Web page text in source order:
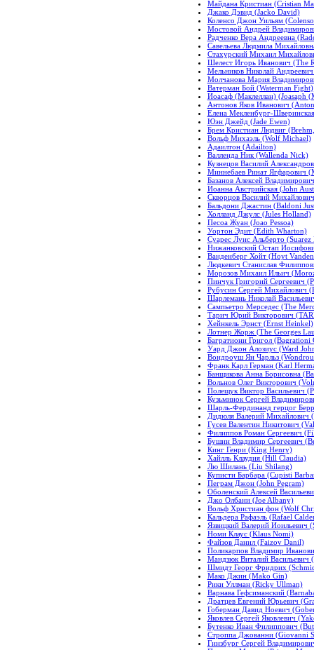
Майдана Кристиан (Cristian
Джако Дэвид (Jacko David)
Коленсо Джон Уильям
Мостовой Андрей
Радченко Вера Андреевна
Савельева Людмила
Стахурский Михаил
Шелест Игорь Иванович (The
Мельников Николай
Молчанова Мария
Ватерман Бой (Waterman Fight)
Иоасаф (Маклеллан) (Joasaph
Антонов Яков Иванович
Елена Мекленбург-
Юэн Джейд (Jade Ewen)
Брем Кристиан Людвиг
Вольф Михаэль (Wolf Michael)
Адаилтон (Adailton)
Валленда Ник (Wallenda Nick)
Кузнецов Василий
Миннебаев Ринат Ягфарович
Базанов Алексей
Иоанна Австрийская (John
Скворцов Василий
Бальдони Джастин (Baldoni
Холланд Джулс (Jules Holland)
Песоа Жуан (Joao Pessoa)
Уортон Эдит (Edith Wharton)
Суарес Луис Альберто
Нижанковский Остап
Ванденберг Хойт (Hoyt
Людкевич Станислав
Морозов Михаил Ильич
Пинчук Григорий Сергеевич
Рубусин Сергей Михайлович
Шарлемань Николай
Сампьетро Мерседес (The
Тарич Юрий Викторович
Хейнкель Эрнст (Ernst Heinkel)
Лотнер Жорж (The Georges
Багратиони Григол (Bagrationi
Уард Джон Алозиус (Ward
Вондроуш Ян Чарльз
Франк Карл Герман (Karl
Банщикова Анна Борисовна
Вольнов Олег Викторович
Полещук Виктор Васильевич
Кузьминок Сергей
Шарль-Фердинанд герцог
Дидюля Валерий Михайлович
Гусев Валентин Никитович
Филиппов Роман Сергеевич
Бушин Владимир Сергеевич
Кинг Генри (King Henry)
Хайлль Клаудия (Hill Claudia)
Лю Шилань (Liu Shilang)
Куписти Барбара (Cupisti
Пеграм Джон (John Pegram)
Оболенский Алексей
Джо Олбани (Joe Albany)
Вольф Христиан фон (Wolf
Кальдера Рафаэль (Rafael
Язвицкий Валерий Иоильевич
Номи Клаус (Klaus Nomi)
Файзов Данил (Faizov Danil)
Поликарпов Владимир
Мандзюк Виталий
Шмидт Георг Фридрих
Мако Джин (Mako Gin)
Рики Уллман (Ricky Ullman)
Варнава Гефсиманский
Дратцев Евгений Юрьевич
Гоберман Давид Ноевич
Яковлев Сергей Яковлевич
Бутенко Иван Филиппович
Строппа Джованни (Giovanni
Гинзбург Сергей